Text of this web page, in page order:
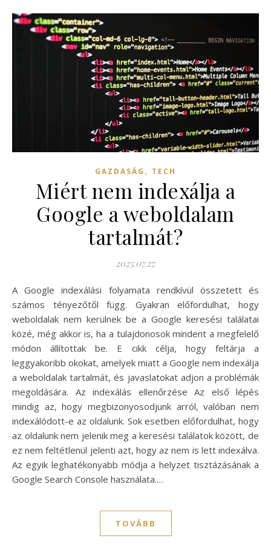
GAZDASÁG , TECH
Miért nem indexálja a
Google a weboldalam
tartalmát?
2025.07.27.
A Google indexálási folyamata rendkívül összetett és
számos tényezőtől függ. Gyakran előfordulhat, hogy
weboldalak nem kerülnek be a Google keresési találatai
közé, még akkor is, ha a tulajdonosok mindent a megfelelő
módon állítottak be. E cikk célja, hogy feltárja a
leggyakoribb okokat, amelyek miatt a Google nem indexálja
a weboldalak tartalmát, és javaslatokat adjon a problémák
megoldására. Az indexálás ellenőrzése Az első lépés
mindig az, hogy megbizonyosodjunk arról, valóban nem
indexálódott-e az oldalunk. Sok esetben előfordulhat, hogy
az oldalunk nem jelenik meg a keresési találatok között, de
ez nem feltétlenül jelenti azt, hogy az nem is lett indexálva.
Az egyik leghatékonyabb módja a helyzet tisztázásának a
Google Search Console használata.…
TOVÁBB